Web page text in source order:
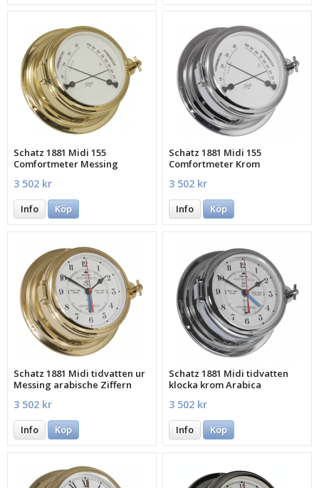
Schatz 1881 Midi 155
Comfortmeter Messing
3 502 kr
Info Köp
Schatz 1881 Midi 155
Comfortmeter Krom
3 502 kr
Info Köp
Schatz 1881 Midi tidvatten ur
Messing arabische Ziffern
3 502 kr
Info Köp
Schatz 1881 Midi tidvatten
klocka krom Arabica
3 502 kr
Info Köp